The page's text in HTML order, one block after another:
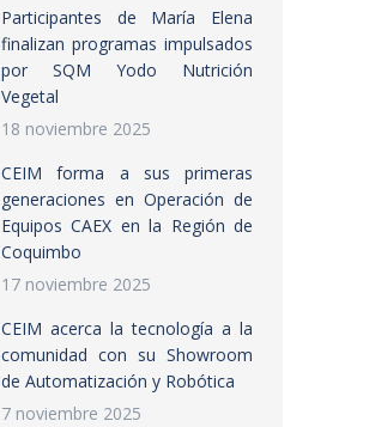
Participantes de María Elena
finalizan programas impulsados
por SQM Yodo Nutrición
Vegetal
18 noviembre 2025
CEIM forma a sus primeras
generaciones en Operación de
Equipos CAEX en la Región de
Coquimbo
17 noviembre 2025
CEIM acerca la tecnología a la
comunidad con su Showroom
de Automatización y Robótica
7 noviembre 2025